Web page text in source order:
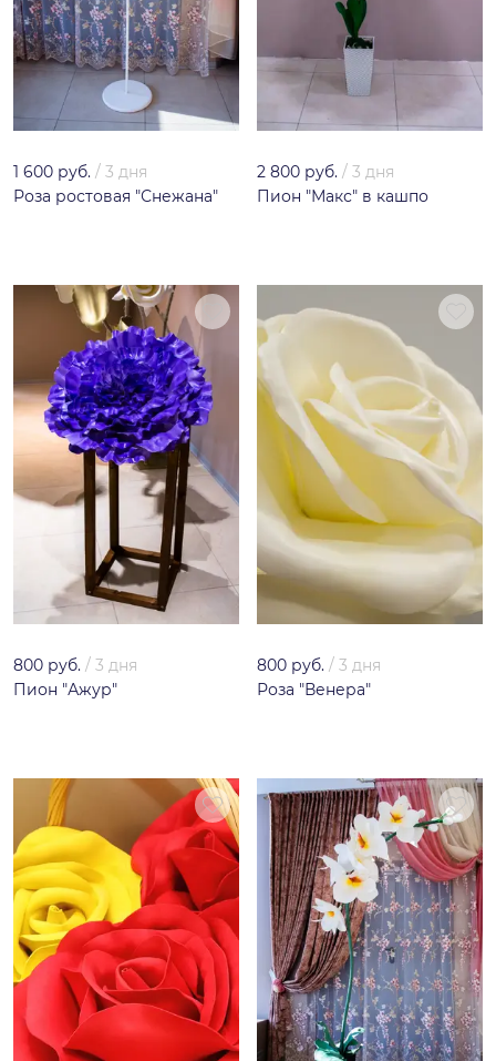
1 600 руб. / 3 дня
Роза ростовая "Снежана"
2 800 руб. / 3 дня
Пион "Макс" в кашпо
800 руб. / 3 дня
Пион "Ажур"
800 руб. / 3 дня
Роза "Венера"